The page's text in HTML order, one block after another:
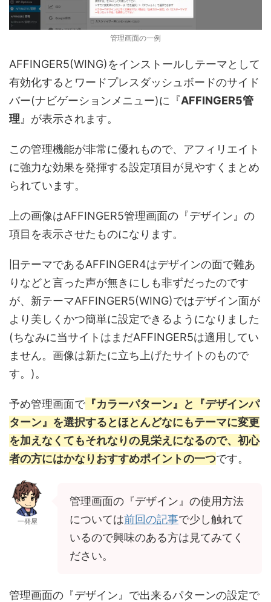
管理画面の一例
AFFINGER5(WING)をインストールしテーマとして
有効化するとワードプレスダッシュボードのサイド
バー(ナビゲーションメニュー)に『AFFINGER5管
理 』が表示されます。
この管理機能が非常に優れもので、アフィリエイト
に強力な効果を発揮する設定項目が見やすくまとめ
られています。
上の画像はAFFINGER5管理画面の『デザイン』の
項目を表示させたものになります。
旧テーマであるAFFINGER4はデザインの面で難あ
りなどと言った声が無きにしも非ずだったのです
が、新テーマAFFINGER5(WING)ではデザイン面が
より美しくかつ簡単に設定できるようになりました
(ちなみに当サイトはまだAFFINGER5は適用してい
ません。画像は新たに立ち上げたサイトのもので
す。)。
予め管理画面で 『カラーパターン』と『デザインパ
ターン』を選択するとほとんどなにもテーマに変更
を加えなくてもそれなりの見栄えになるので、 初心
者の方にはかなりおすすめポイントの一つです。
一発屋
管理画面の『デザイン』の使用方法
については前回の記事で少し触れて
いるので興味のある方は見てみてく
ださい。
管理画面の『デザイン』で出来るパターンの設定で